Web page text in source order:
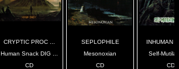
CRYPTIC PROC ...
Human Snack DIG ...
CD
SEPLOPHILE
Mesonoxian
CD
INHUMAN
Self-
CD